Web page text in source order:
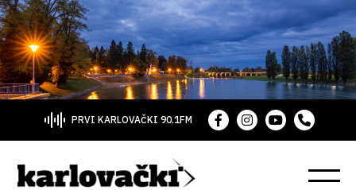
PRVI KARLOVAČKI 90.1FM